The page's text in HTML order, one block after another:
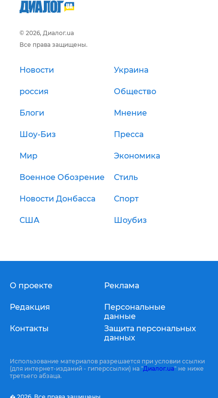
© 2026, Диалог.ua
Все права защищены.
Новости Украина
россия Общество
Блоги Мнение
Шоу-Биз Пресса
Мир Экономика
Военное Обозрение Стиль
Новости Донбасса Спорт
США Шоубиз
О проекте
Редакция
Контакты
Реклама
Персональные
данные
Защита персональных
данных
Использование материалов разрешается при условии ссылки
(для интернет-изданий - гиперссылки) на "Диалог.ua" не ниже
третьего абзаца.